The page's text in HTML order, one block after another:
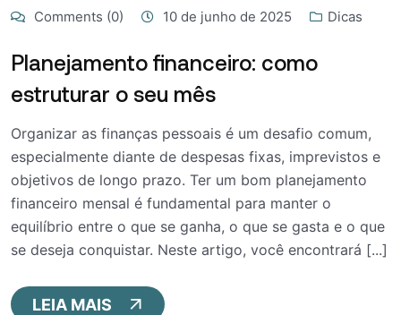
Comments (0) 10 de junho de 2025 Dicas
Planejamento financeiro: como
estruturar o seu mês
Organizar as finanças pessoais é um desafio comum,
especialmente diante de despesas fixas, imprevistos e
objetivos de longo prazo. Ter um bom planejamento
financeiro mensal é fundamental para manter o
equilíbrio entre o que se ganha, o que se gasta e o que
se deseja conquistar. Neste artigo, você encontrará [...]
LEIA MAIS